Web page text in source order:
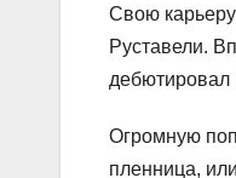
Свою
Руставели.
дебютировал
Огромную
пленница,